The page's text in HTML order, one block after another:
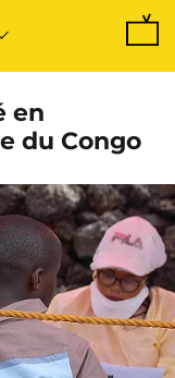
en
du Congo